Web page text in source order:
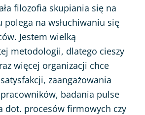
filozofia skupiania się na
polega na wsłuchiwaniu się
Jestem wielką
metodologii, dlatego cieszy
więcej organizacji chce
zaangażowania
badania pulse
dot. procesów firmowych czy